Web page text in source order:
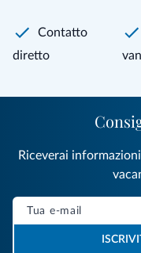
Contatto
diretto
Riceverai